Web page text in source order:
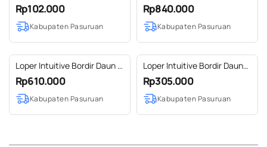
Rp102.000
Kabupaten Pasuruan
ANGGREK 3 m
Rp840.000
Kabupaten Pasuruan
Loper Intuitive Bordir Daun 2
M
Rp610.000
Kabupaten Pasuruan
Loper Intuitive Bordir Daun
1M
Rp305.000
Kabupaten Pasuruan